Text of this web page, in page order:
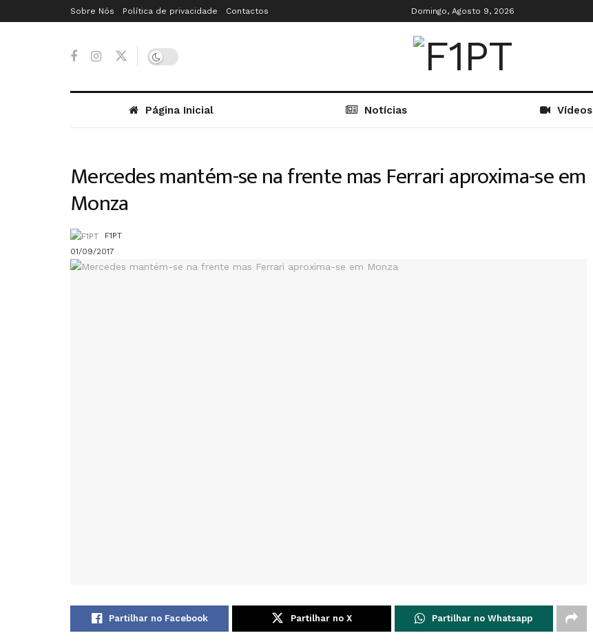
Sobre Nós Política de privacidade Contactos Domingo, Agosto 9, 2026
Página Inicial Notícias Vídeos
Mercedes mantém-se na frente mas Ferrari aproxima-se em
Monza
F1PT
01/09/2017
Partilhar no Facebook Partilhar no X Partilhar no Whatsapp